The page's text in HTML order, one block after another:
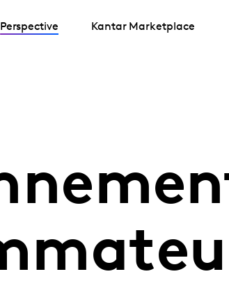
Perspective Kantar Marketplace